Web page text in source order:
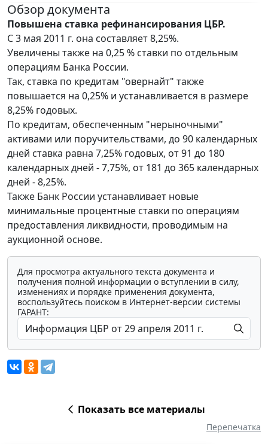
Обзор документа
Повышена ставка рефинансирования ЦБР.
С 3 мая 2011 г. она составляет 8,25%.
Увеличены также на 0,25 % ставки по отдельным
операциям Банка России.
Так, ставка по кредитам "овернайт" также
повышается на 0,25% и устанавливается в размере
8,25% годовых.
По кредитам, обеспеченным "нерыночными"
активами или поручительствами, до 90 календарных
дней ставка равна 7,25% годовых, от 91 до 180
календарных дней - 7,75%, от 181 до 365 календарных
дней - 8,25%.
Также Банк России устанавливает новые
минимальные процентные ставки по операциям
предоставления ликвидности, проводимым на
аукционной основе.
Для просмотра актуального текста документа и
получения полной информации о вступлении в силу,
изменениях и порядке применения документа,
воспользуйтесь поиском в Интернет-версии системы
ГАРАНТ:
Показать все материалы
Перепечатка